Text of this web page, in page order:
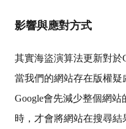
影響與應對方式
其實海盜演算法更新對於
當我們的網站存在版權
Google會先減少整個網站
時，才會將網站在搜尋結